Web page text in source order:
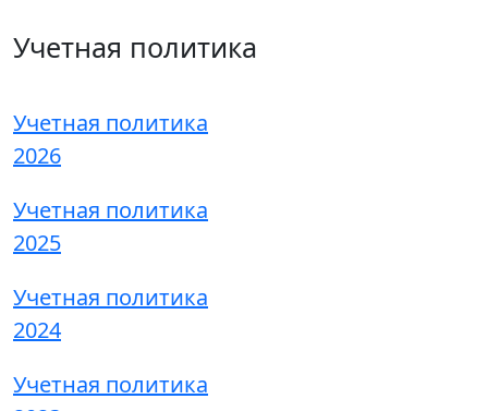
Учетная политика
Учетная политика
2026
Учетная политика
2025
Учетная политика
2024
Учетная политика